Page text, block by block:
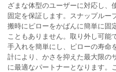
ざまな体型のユーザーに対応し、
固定を保証します。スナップルー
搬時にピローをかばんに簡単に固
こともありません。取り外し可能
手入れを簡単にし、ピローの寿命
計により、かさを抑えた最大限の
に最適なパートナーとなります。